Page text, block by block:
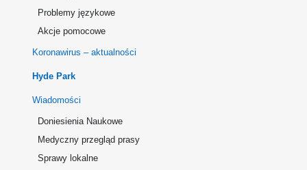
Problemy językowe
Akcje pomocowe
Koronawirus – aktualności
Hyde Park
Wiadomości
Doniesienia Naukowe
Medyczny przegląd prasy
Sprawy lokalne